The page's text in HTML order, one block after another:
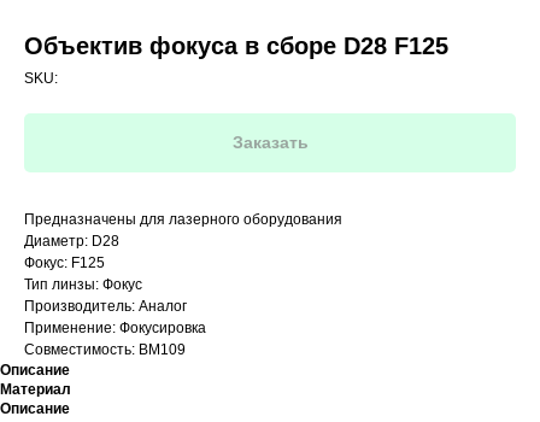
Объектив фокуса в сборе D28 F125
SKU:
Заказать
Предназначены для лазерного оборудования
Диаметр: D28
Фокус: F125
Тип линзы: Фокус
Производитель: Аналог
Применение: Фокусировка
Совместимость: BM109
Описание
Материал
Описание